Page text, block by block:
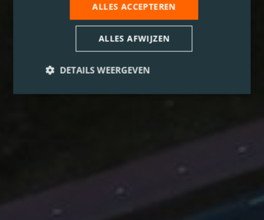
ALLES ACCEPTEREN
ALLES AFWIJZEN
DETAILS WEERGEVEN